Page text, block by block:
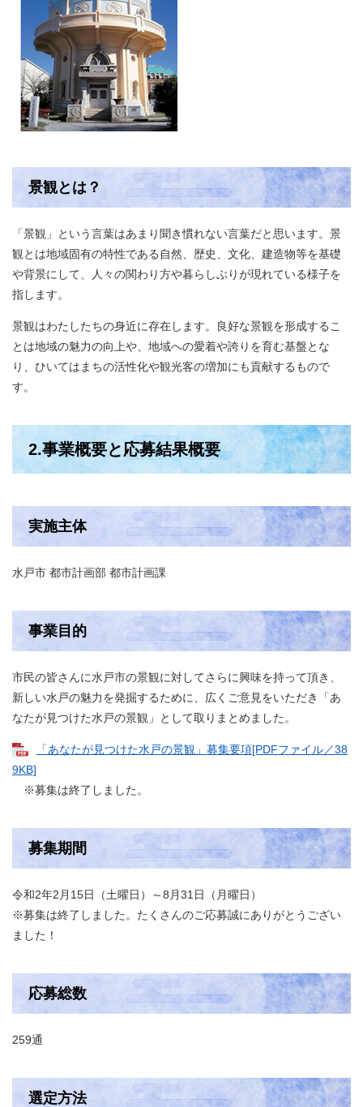
景観とは？
「景観」という言葉はあまり聞き慣れない言葉だと思います。景
観とは地域固有の特性である自然、歴史、文化、建造物等を基礎
や背景にして、人々の関わり方や暮らしぶりが現れている様子を
指します。
景観はわたしたちの身近に存在します。良好な景観を形成するこ
とは地域の魅力の向上や、地域への愛着や誇りを育む基盤とな
り、ひいてはまちの活性化や観光客の増加にも貢献するもので
す。
2.事業概要と応募結果概要
実施主体
水戸市 都市計画部 都市計画課
事業目的
市民の皆さんに水戸市の景観に対してさらに興味を持って頂き、
新しい水戸の魅力を発掘するために、広くご意見をいただき「あ
なたが見つけた水戸の景観」として取りまとめました。
「あなたが見つけた水戸の景観」募集要項[PDFファイル／38
9KB]
※募集は終了しました。
募集期間
令和2年2月15日（土曜日）～8月31日（月曜日）
※募集は終了しました。たくさんのご応募誠にありがとうござい
ました！
応募総数
259通
選定方法